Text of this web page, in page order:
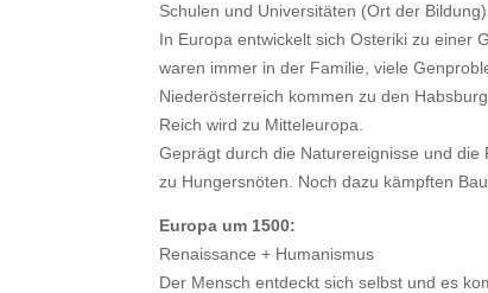
Schulen und Universitäten (Ort der
In Europa entwickelt sich Osteriki zu einer
waren immer in der Familie, viele
Niederösterreich kommen zu den
Reich wird zu Mitteleuropa.
Geprägt durch die Naturereignisse und
zu Hungersnöten. Noch dazu kämpften
Europa um 1500:
Renaissance + Humanismus
Der Mensch entdeckt sich selbst und es